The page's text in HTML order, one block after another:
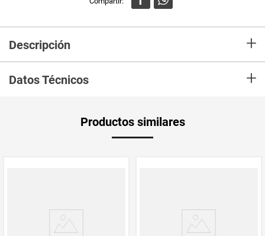
Descripción +
Sabor A Mora Azul Para Disfrutar Cuando Quieras.
Datos Técnicos +
Productos similares